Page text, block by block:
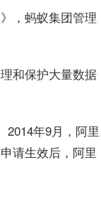
，蚂蚁集团管理
和保护大量数据
2014年9月，阿里
请生效后，阿里